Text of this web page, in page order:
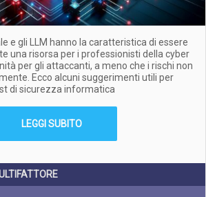
e gli LLM hanno la caratteristica di essere
una risorsa per i professionisti della cyber
per gli attaccanti, a meno che i rischi non
Ecco alcuni suggerimenti utili per
di sicurezza informatica
LEGGI SUBITO